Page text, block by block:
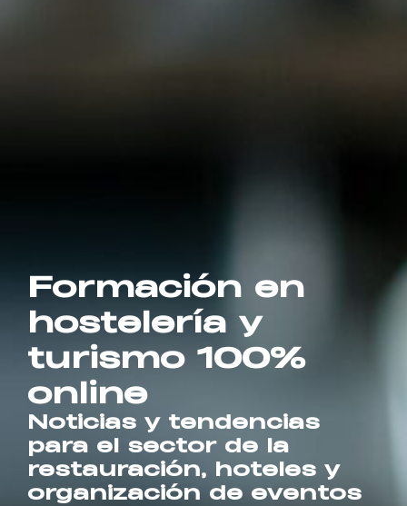
Formación en
hostelería y
turismo 100%
online
Noticias y tendencias
para el sector de la
restauración, hoteles y
organización de eventos